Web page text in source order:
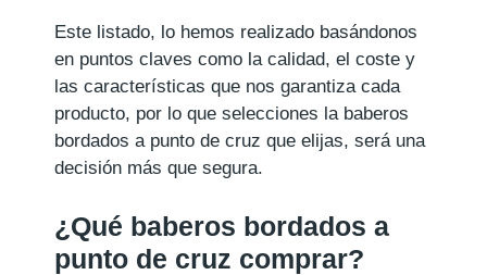
Este listado, lo hemos realizado basándonos
en puntos claves como la calidad, el coste y
las características que nos garantiza cada
producto, por lo que selecciones la baberos
bordados a punto de cruz que elijas, será una
decisión más que segura.
¿Qué baberos bordados a
punto de cruz comprar?